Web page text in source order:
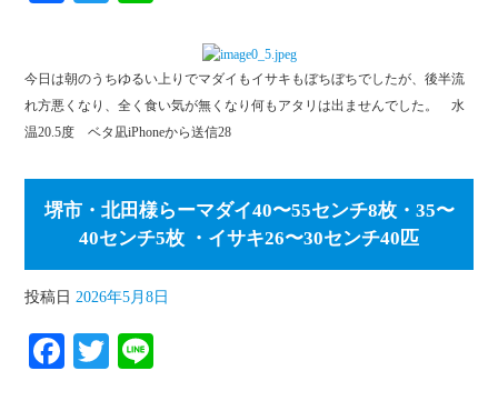
ok r
今日は朝のうちゆるい上りでマダイもイサキもぼちぼちでしたが、後半流
れ方悪くなり、全く食い気が無くなり何もアタリは出ませんでした。 水
温20.5度 ベタ凪iPhoneから送信28
堺市・北田様らーマダイ40〜55センチ8枚・35〜
40センチ5枚 ・イサキ26〜30センチ40匹
投稿日 2026年5月8日
Fa T